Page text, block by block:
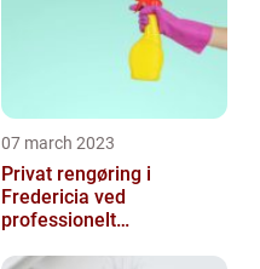
07 march 2023
Privat rengøring i
Fredericia ved
professionelt